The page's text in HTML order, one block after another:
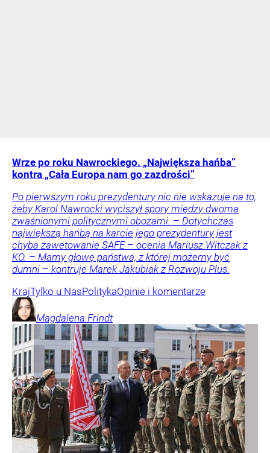
Wrze po roku Nawrockiego. „Największa hańba”
kontra „Cała Europa nam go zazdrości”
Po pierwszym roku prezydentury nic nie wskazuje na to,
żeby Karol Nawrocki wyciszył spory między dwoma
zwaśnionymi politycznymi obozami. – Dotychczas
największą hańbą na karcie jego prezydentury jest
chyba zawetowanie SAFE – ocenia Mariusz Witczak z
KO. – Mamy głowę państwa, z której możemy być
dumni – kontruje Marek Jakubiak z Rozwoju Plus.
KrajTylko u NasPolitykaOpinie i komentarze
Magdalena Frindt